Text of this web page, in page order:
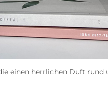
einen herrlichen Duft